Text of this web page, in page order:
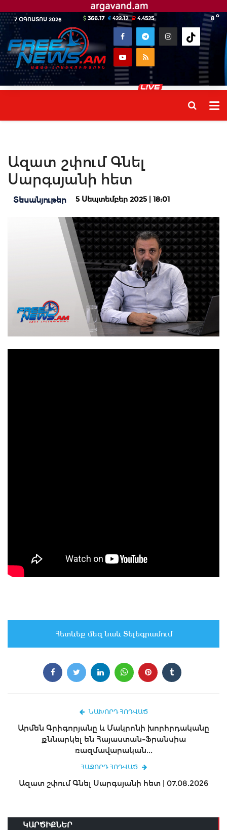
7 ՕԳՈՍՏՈՍ 2026 8 o
366.17 422.12 4.4525
Ազատ շփում Գնել
Սարգսյանի հետ
Տեսանյութեր 5 Սեպտեմբեր 2025 | 18:01
Հետևեք մեզ նաև Տելեգրամում
ՆԱԽՈՐԴ ՀՈԴՎԱԾ
Արմեն Գրիգորյանը և Մակրոնի խորհրդականը
քննարկել են Հայաստան-Ֆրանսիա
ռազմավարական...
ՀԱՋՈՐԴ ՀՈԴՎԱԾ
Ազատ շփում Գնել Սարգսյանի հետ | 07.08.2026
ԿԱՐԾԻՔՆԵՐ